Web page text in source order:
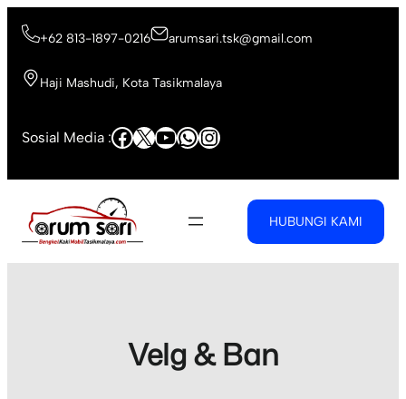
+62 813-1897-0216 arumsari.tsk@gmail.com
Haji Mashudi, Kota Tasikmalaya
Sosial Media :Facebook
X YouTube
WhatsApp
Instagram
HUBUNGI KAMI
Velg & Ban